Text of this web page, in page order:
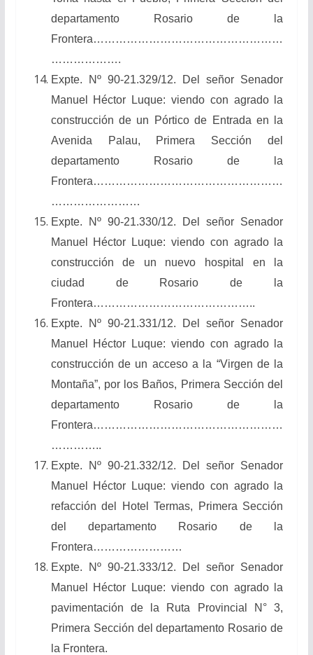
departamento Rosario de la
Frontera……………………………………………
……………….
Expte. Nº 90-21.329/12. Del señor Senador
Manuel Héctor Luque: viendo con agrado la
construcción de un Pórtico de Entrada en la
Avenida Palau, Primera Sección del
departamento Rosario de la
Frontera……………………………………………
……………………
Expte. Nº 90-21.330/12. Del señor Senador
Manuel Héctor Luque: viendo con agrado la
construcción de un nuevo hospital en la
ciudad de Rosario de la
Frontera……………………………………..
Expte. Nº 90-21.331/12. Del señor Senador
Manuel Héctor Luque: viendo con agrado la
construcción de un acceso a la “Virgen de la
Montaña”, por los Baños, Primera Sección del
departamento Rosario de la
Frontera……………………………………………
…………..
Expte. Nº 90-21.332/12. Del señor Senador
Manuel Héctor Luque: viendo con agrado la
refacción del Hotel Termas, Primera Sección
del departamento Rosario de la
Frontera……………………
Expte. Nº 90-21.333/12. Del señor Senador
Manuel Héctor Luque: viendo con agrado la
pavimentación de la Ruta Provincial N° 3,
Primera Sección del departamento Rosario de
la Frontera.